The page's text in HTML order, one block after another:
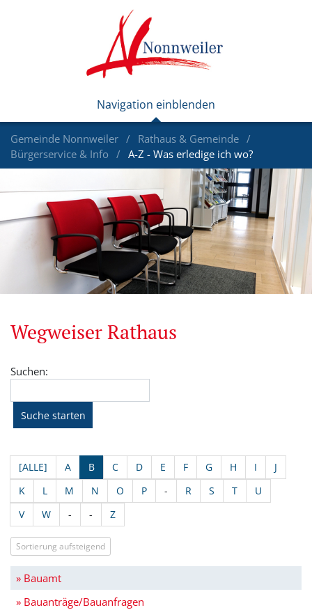
Gemeinde Nonnweiler
Rathaus & Gemeinde
Bürgerservice & Info
A-Z - Was erledige ich wo?
Wegweiser Rathaus
Suchen:
[ALLE] A B C D E F G H I
J
K
L M N O P - R S T
U
V
W - - Z
Sortierung aufsteigend
» Bauamt
» Bauanträge/Bauanfragen